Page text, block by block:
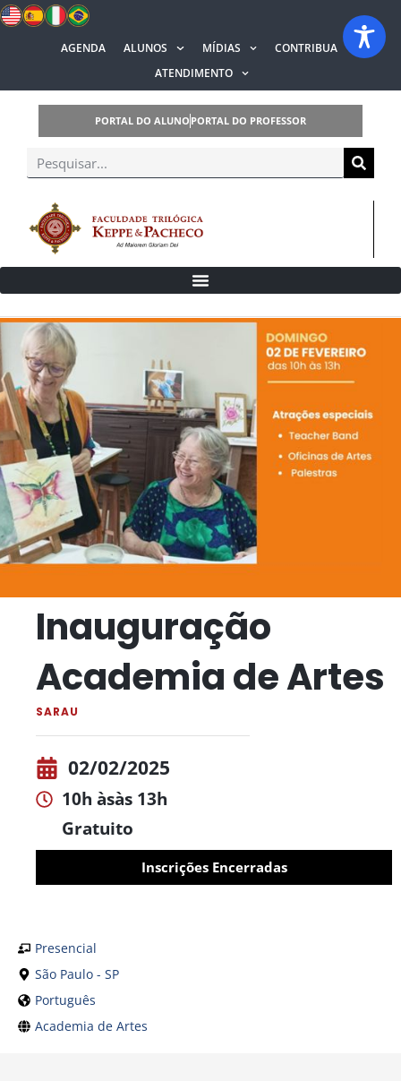
AGENDA ALUNOS MÍDIAS
CONTRIBUA
ATENDIMENTO
PORTAL DO ALUNO PORTAL DO PROFESSOR
Inauguração
Academia de Artes
SARAU
02/02/2025
10h àsàs 13h
Gratuito
Inscrições Encerradas
Presencial
São Paulo - SP
Português
Academia de Artes